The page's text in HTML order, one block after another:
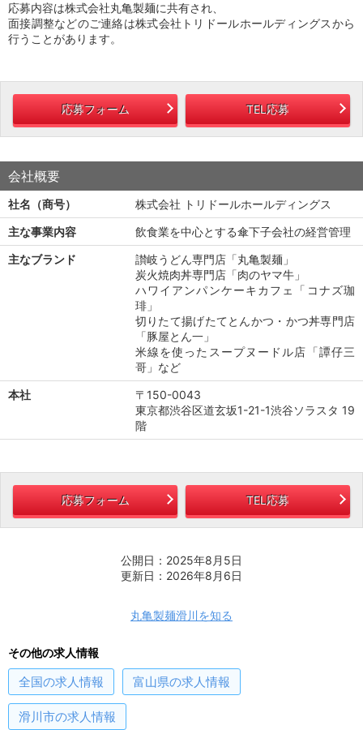
応募内容は株式会社丸亀製麺に共有され、
面接調整などのご連絡は株式会社トリドールホールディングスから
行うことがあります。
応募フォーム TEL応募
会社概要
社名（商号）
株式会社 トリドールホールディングス
主な事業内容
飲食業を中心とする傘下子会社の経営管理
主なブランド
讃岐うどん専門店「丸亀製麺」
炭火焼肉丼専門店「肉のヤマ牛」
ハワイアンパンケーキカフェ「コナズ珈
琲」
切りたて揚げたてとんかつ・かつ丼専門店
「豚屋とん一」
米線を使ったスープヌードル店「譚仔三
哥」など
本社
〒150-0043
東京都渋谷区道玄坂1-21-1渋谷ソラスタ 19
階
応募フォーム TEL応募
公開日：2025年8月5日
更新日：2026年8月6日
丸亀製麺滑川を知る
その他の求人情報
全国の求人情報 富山県の求人情報
滑川市の求人情報